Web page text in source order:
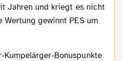
Jahren und kriegt es nicht
gewinnt PES um
Kumpelärger-Bonuspunkte